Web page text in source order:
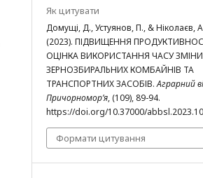
Як цитувати
Домущі, Д., Устуянов, П., & Ніколаєв,
(2023). ПІДВИЩЕННЯ
ОЦІНКА ВИКОРИСТАННЯ ЧАСУ ЗМІНИ
ЗЕРНОЗБИРАЛЬНИХ КОМБАЙНІВ ТА
ТРАНСПОРТНИХ ЗАСОБІВ.Аграрний
Причорномор’я, (109), 89-94.
https://doi.org/10.37000/
Формати цитування